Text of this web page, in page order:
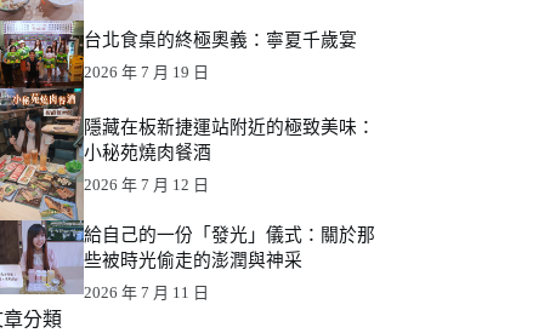
台北食桌的終極奧義：寧夏千歲宴
2026 年 7 月 19 日
隱藏在板新捷運站附近的極致美味：
小秘苑燒肉餐酒
2026 年 7 月 12 日
給自己的一份「發光」儀式：關於那
些被時光偷走的澎潤與神采
2026 年 7 月 11 日
分類